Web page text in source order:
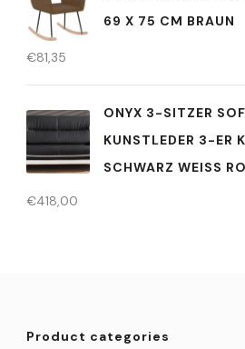
69 X 75 CM BRAUN
€81,35
ONYX 3-SITZER
KUNSTLEDER 3-ER
SCHWARZ WEISS
€418,00
Product categories